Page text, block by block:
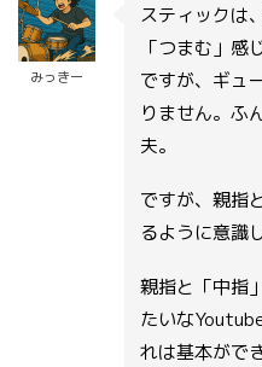
みっきー
スティックは、
「つまむ」感
ですが、ギュ
りません。ふ
夫。
ですが、親指
るように意識
親指と「中指
たいな
れは基本がで